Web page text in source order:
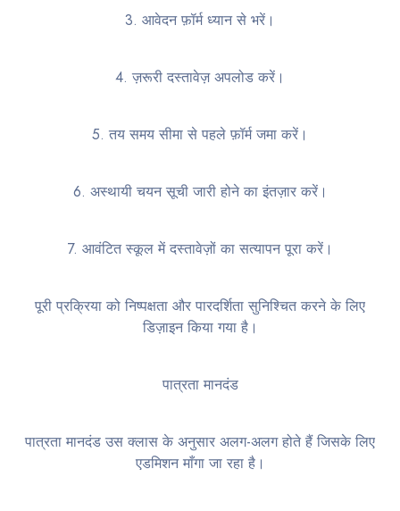
3. आवेदन फ़ॉर्म ध्यान से भरें।
4. ज़रूरी दस्तावेज़ अपलोड करें।
5. तय समय सीमा से पहले फ़ॉर्म जमा करें।
6. अस्थायी चयन सूची जारी होने का इंतज़ार करें।
7. आवंटित स्कूल में दस्तावेज़ों का सत्यापन पूरा करें।
पूरी प्रक्रिया को निष्पक्षता और पारदर्शिता सुनिश्चित करने के लिए
डिज़ाइन किया गया है।
पात्रता मानदंड
पात्रता मानदंड उस क्लास के अनुसार अलग-अलग होते हैं जिसके लिए
एडमिशन माँगा जा रहा है।